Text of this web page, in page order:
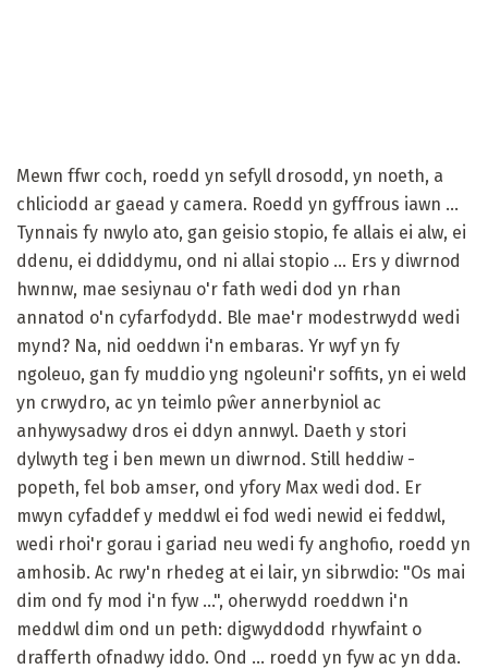
Mewn ffwr coch, roedd yn sefyll drosodd, yn noeth, a
chliciodd ar gaead y camera. Roedd yn gyffrous iawn ...
Tynnais fy nwylo ato, gan geisio stopio, fe allais ei alw, ei
ddenu, ei ddiddymu, ond ni allai stopio ... Ers y diwrnod
hwnnw, mae sesiynau o'r fath wedi dod yn rhan
annatod o'n cyfarfodydd. Ble mae'r modestrwydd wedi
mynd? Na, nid oeddwn i'n embaras. Yr wyf yn fy
ngoleuo, gan fy muddio yng ngoleuni'r soffits, yn ei weld
yn crwydro, ac yn teimlo pŵer annerbyniol ac
anhywysadwy dros ei ddyn annwyl. Daeth y stori
dylwyth teg i ben mewn un diwrnod. Still heddiw -
popeth, fel bob amser, ond yfory Max wedi dod. Er
mwyn cyfaddef y meddwl ei fod wedi newid ei feddwl,
wedi rhoi'r gorau i gariad neu wedi fy anghofio, roedd yn
amhosib. Ac rwy'n rhedeg at ei lair, yn sibrwdio: "Os mai
dim ond fy mod i'n fyw ...", oherwydd roeddwn i'n
meddwl dim ond un peth: digwyddodd rhywfaint o
drafferth ofnadwy iddo. Ond ... roedd yn fyw ac yn dda.